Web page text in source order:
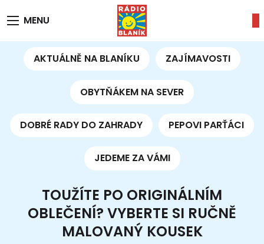
MENU
AKTUÁLNĚ NA BLANÍKU ZAJÍMAVOSTI
OBYTŇÁKEM NA SEVER
DOBRÉ RADY DO ZAHRADY PEPOVI PARŤÁCI
JEDEME ZA VÁMI
TOUŽÍTE PO ORIGINÁLNÍM
OBLEČENÍ? VYBERTE SI RUČNĚ
MALOVANÝ KOUSEK